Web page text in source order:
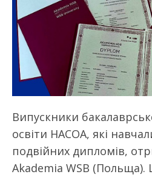
Випускники
освіти НАСОА, які
подвійних дипломів,
Аkademia WSB (Польща).